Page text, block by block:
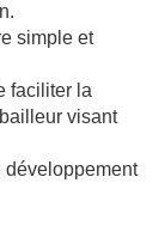
simple et
faciliter la
visant
développement